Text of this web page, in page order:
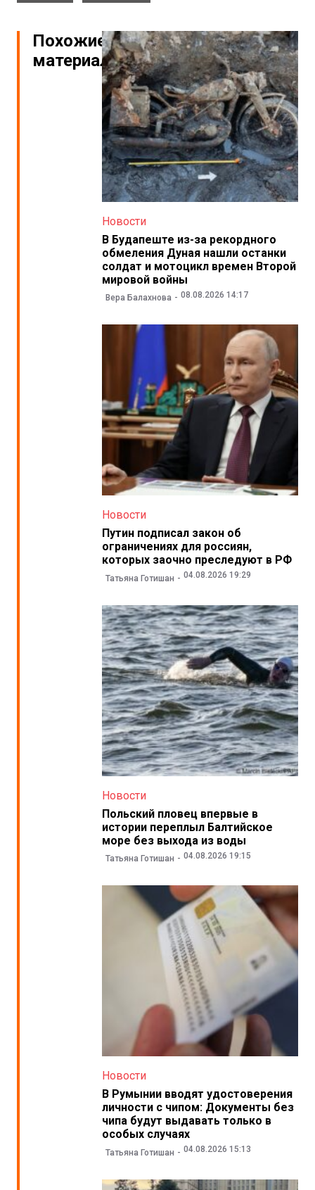
Похожие
материалы
Новости
В Будапеште из-за рекордного
обмеления Дуная нашли останки
солдат и мотоцикл времен Второй
мировой войны
Вера Балахнова 08.08.2026 14:17
Новости
Путин подписал закон об
ограничениях для россиян,
которых заочно преследуют в РФ
Татьяна Готишан 04.08.2026 19:29
Новости
Польский пловец впервые в
истории переплыл Балтийское
море без выхода из воды
Татьяна Готишан 04.08.2026 19:15
Новости
В Румынии вводят удостоверения
личности с чипом: Документы без
чипа будут выдавать только в
особых случаях
Татьяна Готишан 04.08.2026 15:13